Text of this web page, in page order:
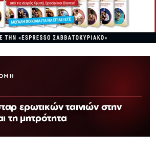
ερωτικών ταινιών στην
τη μητρότητα